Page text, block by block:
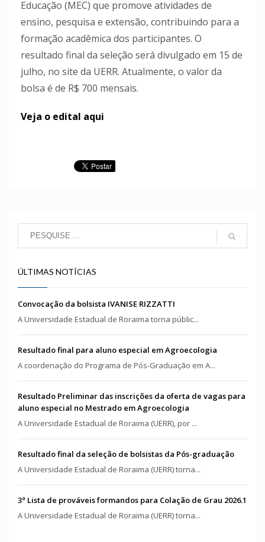
Educação (MEC) que promove atividades de
ensino, pesquisa e extensão, contribuindo para a
formação acadêmica dos participantes. O
resultado final da seleção será divulgado em 15 de
julho, no site da UERR. Atualmente, o valor da
bolsa é de R$ 700 mensais.
Veja o edital aqui
ÚLTIMAS NOTÍCIAS
Convocação da bolsista IVANISE RIZZATTI
A Universidade Estadual de Roraima torna públic...
Resultado final para aluno especial em Agroecologia
A coordenação do Programa de Pós-Graduação em A...
Resultado Preliminar das inscrições da oferta de vagas para
aluno especial no Mestrado em Agroecologia
A Universidade Estadual de Roraima (UERR), por ...
Resultado final da seleção de bolsistas da Pós-graduação
A Universidade Estadual de Roraima (UERR) torna...
3ª Lista de prováveis formandos para Colação de Grau 2026.1
A Universidade Estadual de Roraima (UERR) torna...